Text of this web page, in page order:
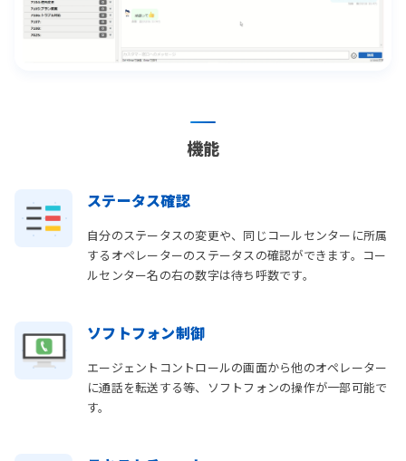
機能
ステータス確認
自分のステータスの変更や、同じコールセンターに所属
するオペレーターのステータスの確認ができます。コー
ルセンター名の右の数字は待ち呼数です。
ソフトフォン制御
エージェントコントロールの画面から他のオペレーター
に通話を転送する等、ソフトフォンの操作が一部可能で
す。